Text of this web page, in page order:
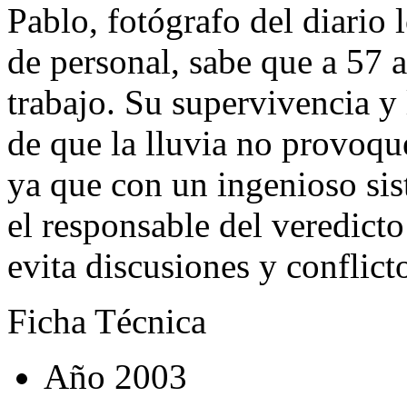
Pablo, fotógrafo del diario
de personal, sabe que a 57
trabajo. Su supervivencia
de que la lluvia no
ya que con un ingenioso
el responsable del
evita discusiones y
Ficha Técnica
Año 2003